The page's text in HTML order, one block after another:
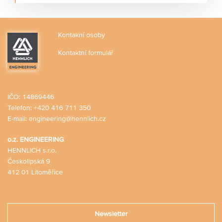
pro montáž a demontáž leteckých motorů do hmotnosti
20 tun.
Kontakní osoby
Kontaktní formulář
o.z. ENGINEERING
HENNLICH s.r.o.
Českolipská 9
412 01 Litoměřice
IČO: 14869446
Telefon: +420 416 711 350
E-mail: engineering@hennlich.cz
Newsletter